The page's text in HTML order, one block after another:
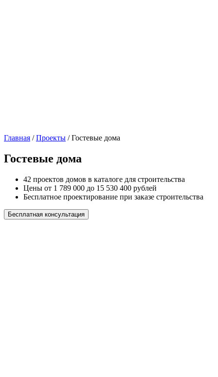
Главная /Проекты /Гостевые дома
Гостевые дома
42 проектов домов в каталоге для строительства
Цены от 1 789 000 до 15 530 400 рублей
Бесплатное проектирование при заказе строительства
Бесплатная консультация